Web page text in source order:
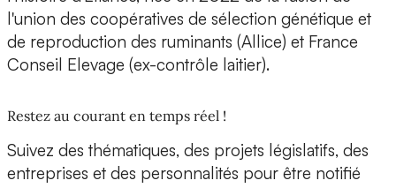
l'union des coopératives de sélection génétique et
de reproduction des ruminants (Allice) et France
Conseil Elevage (ex-contrôle laitier).
Restez au courant en temps réel !
Suivez des thématiques, des projets législatifs, des
entreprises et des personnalités pour être notifié